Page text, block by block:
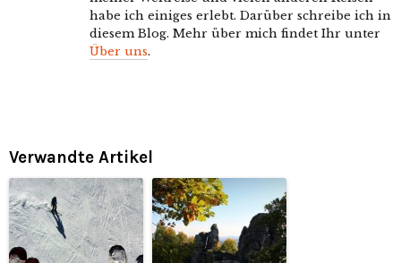
habe ich einiges erlebt. Darüber schreibe ich in
diesem Blog. Mehr über mich findet Ihr unter
Über uns.
Verwandte Artikel